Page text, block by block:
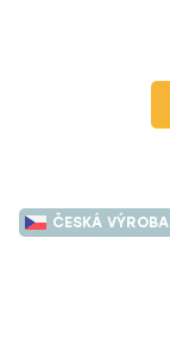
ČESKÁ VÝROBA